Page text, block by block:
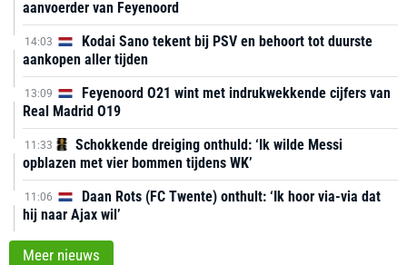
aanvoerder van Feyenoord
14:03
Kodai Sano tekent bij PSV en behoort tot duurste
aankopen aller tijden
13:09
Feyenoord O21 wint met indrukwekkende cijfers van
Real Madrid O19
11:33
Schokkende dreiging onthuld: ‘Ik wilde Messi
opblazen met vier bommen tijdens WK’
11:06
Daan Rots (FC Twente) onthult: ‘Ik hoor via-via dat
hij naar Ajax wil’
Meer nieuws